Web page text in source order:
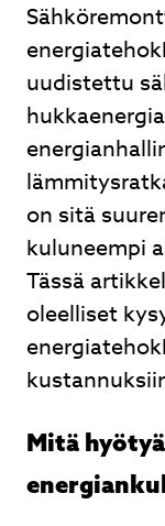
uudistettu
on sitä
kuluneempi
Tässä
oleelliset
Mitä
toimitus ja
neuvot